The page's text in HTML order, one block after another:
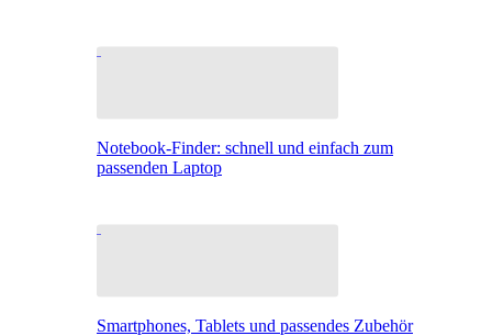
Notebook-Finder: schnell und einfach zum
passenden Laptop
Smartphones, Tablets und passendes Zubehör